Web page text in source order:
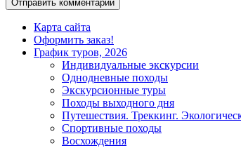
Карта сайта
Оформить заказ!
График туров, 2026
Индивидуальные экскурсии
Однодневные походы
Экскурсионные туры
Походы выходного дня
Путешествия. Треккинг.
Спортивные походы
Восхождения